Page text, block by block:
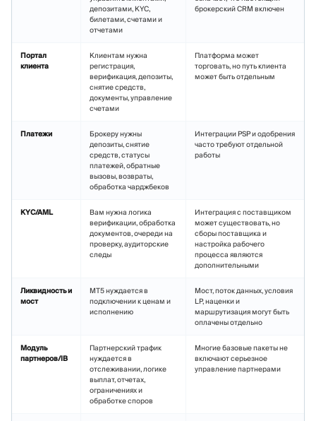
депозитами, KYC,
билетами, счетами и
отчетами
брокерский CRM включен
Портал
клиента
Клиентам нужна
регистрация,
верификация, депозиты,
снятие средств,
документы, управление
счетами
Платформа может
торговать, но путь клиента
может быть отдельным
Платежи
Брокеру нужны
депозиты, снятие
средств, статусы
платежей, обратные
вызовы, возвраты,
обработка чарджбеков
Интеграции PSP и одобрения
часто требуют отдельной
работы
KYC/AML
Вам нужна логика
верификации, обработка
документов, очереди на
проверку, аудиторские
следы
Интеграция с поставщиком
может существовать, но
сборы поставщика и
настройка рабочего
процесса являются
дополнительными
Ликвидность и
мост
MT5 нуждается в
подключении к ценам и
исполнению
Мост, поток данных, условия
LP, наценки и
маршрутизация могут быть
оплачены отдельно
Модуль
партнеров/IB
Партнерский трафик
нуждается в
отслеживании, логике
выплат, отчетах,
ограничениях и
обработке споров
Многие базовые пакеты не
включают серьезное
управление партнерами